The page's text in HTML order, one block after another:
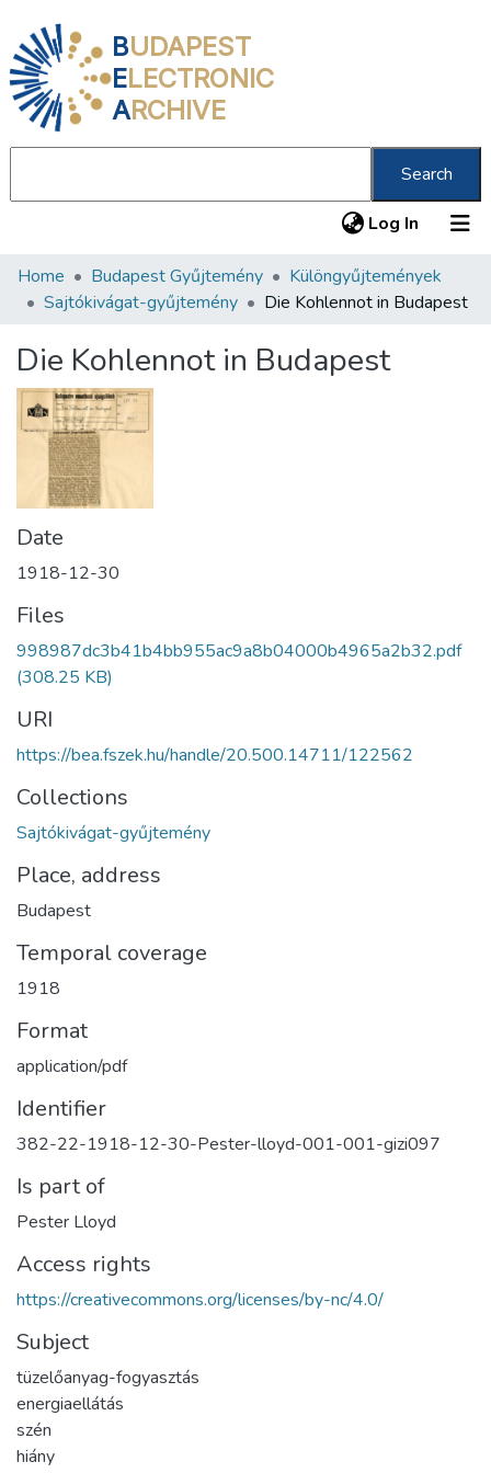
BUDAPEST
ELECTRONIC
ARCHIVE
Search
Log In (current)
Communities & Collections
Statistics
About us
Home Budapest Gyűjtemény
Különgyűjtemények
Sajtókivágat-gyűjtemény
Die Kohlennot in Budapest
Die Kohlennot in Budapest
Date
1918-12-30
Files
998987dc3b41b4bb955ac9a8b04000b4965a2b32.pdf
(308.25 KB)
URI
https://bea.fszek.hu/handle/20.500.14711/122562
Collections
Sajtókivágat-gyűjtemény
Place, address
Budapest
Temporal coverage
1918
Format
application/pdf
Identifier
382-22-1918-12-30-Pester-lloyd-001-001-gizi097
Is part of
Pester Lloyd
Access rights
https://creativecommons.org/licenses/by-nc/4.0/
Subject
tüzelőanyag-fogyasztás
energiaellátás
szén
hiány